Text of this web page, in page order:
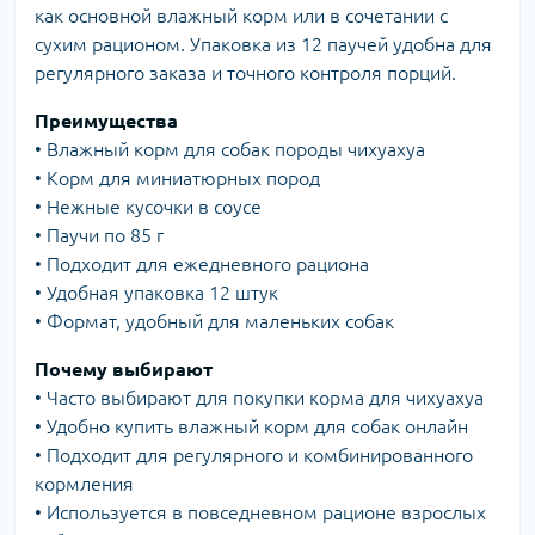
как основной влажный корм или в сочетании с
сухим рационом. Упаковка из 12 паучей удобна для
регулярного заказа и точного контроля порций.
Преимущества
• Влажный корм для собак породы чихуахуа
• Корм для миниатюрных пород
• Нежные кусочки в соусе
• Паучи по 85 г
• Подходит для ежедневного рациона
• Удобная упаковка 12 штук
• Формат, удобный для маленьких собак
Почему выбирают
• Часто выбирают для покупки корма для чихуахуа
• Удобно купить влажный корм для собак онлайн
• Подходит для регулярного и комбинированного
кормления
• Используется в повседневном рационе взрослых